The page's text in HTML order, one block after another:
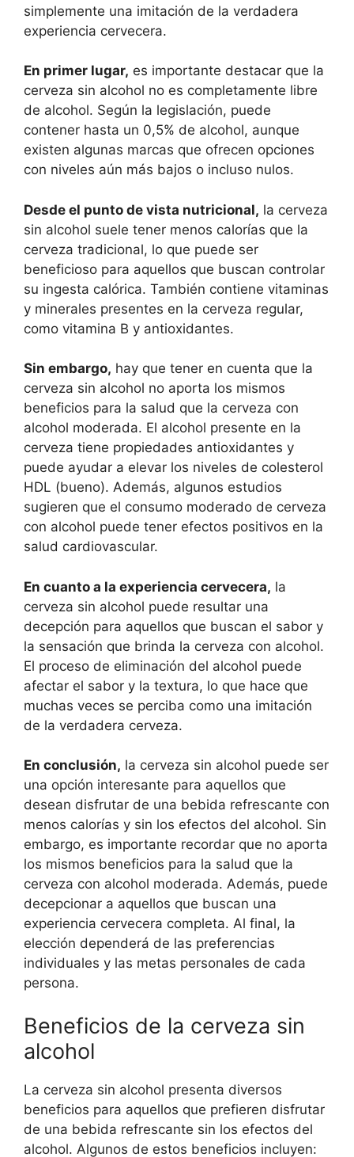
simplemente una imitación de la verdadera
experiencia cervecera.
En primer lugar, es importante destacar que la
cerveza sin alcohol no es completamente libre
de alcohol. Según la legislación, puede
contener hasta un 0,5% de alcohol, aunque
existen algunas marcas que ofrecen opciones
con niveles aún más bajos o incluso nulos.
Desde el punto de vista nutricional, la cerveza
sin alcohol suele tener menos calorías que la
cerveza tradicional, lo que puede ser
beneficioso para aquellos que buscan controlar
su ingesta calórica. También contiene vitaminas
y minerales presentes en la cerveza regular,
como vitamina B y antioxidantes.
Sin embargo, hay que tener en cuenta que la
cerveza sin alcohol no aporta los mismos
beneficios para la salud que la cerveza con
alcohol moderada. El alcohol presente en la
cerveza tiene propiedades antioxidantes y
puede ayudar a elevar los niveles de colesterol
HDL (bueno). Además, algunos estudios
sugieren que el consumo moderado de cerveza
con alcohol puede tener efectos positivos en la
salud cardiovascular.
En cuanto a la experiencia cervecera, la
cerveza sin alcohol puede resultar una
decepción para aquellos que buscan el sabor y
la sensación que brinda la cerveza con alcohol.
El proceso de eliminación del alcohol puede
afectar el sabor y la textura, lo que hace que
muchas veces se perciba como una imitación
de la verdadera cerveza.
En conclusión, la cerveza sin alcohol puede ser
una opción interesante para aquellos que
desean disfrutar de una bebida refrescante con
menos calorías y sin los efectos del alcohol. Sin
embargo, es importante recordar que no aporta
los mismos beneficios para la salud que la
cerveza con alcohol moderada. Además, puede
decepcionar a aquellos que buscan una
experiencia cervecera completa. Al final, la
elección dependerá de las preferencias
individuales y las metas personales de cada
persona.
Beneficios de la cerveza sin
alcohol
La cerveza sin alcohol presenta diversos
beneficios para aquellos que prefieren disfrutar
de una bebida refrescante sin los efectos del
alcohol. Algunos de estos beneficios incluyen: